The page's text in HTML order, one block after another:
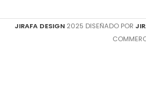
JIRAFA DESIGN 2025 DISEÑADO POR